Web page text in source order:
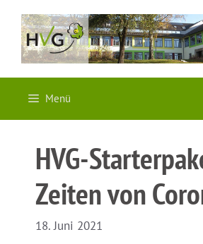
Inhalt
springen
Menü
HVG-
Zeiten von
18. Juni 2021